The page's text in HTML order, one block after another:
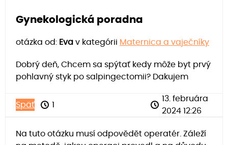
Gynekologická poradna
otázka od: Eva v kategórii Maternica a vaječníky
Dobrý deň, Chcem sa spýtať kedy môže byt prvý
pohlavný styk po salpingectomii? Dakujem
Späť 1
13. februára
2024 12:26
Na tuto otázku musí odpovědět operatér. Záleží